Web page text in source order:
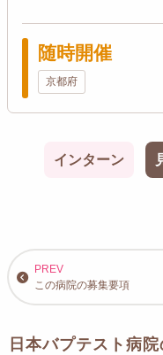
随時開催
京都府
インターン
この病院の募集要項
日本バプテスト病